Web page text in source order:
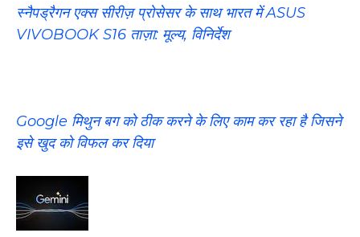
स्नैपड्रैगन एक्स सीरीज़ प्रोसेसर के साथ भारत में ASUS
VIVOBOOK S16 ताज़ा: मूल्य, विनिर्देश
Google मिथुन बग को ठीक करने के लिए काम कर रहा है जिसने
इसे खुद को विफल कर दिया